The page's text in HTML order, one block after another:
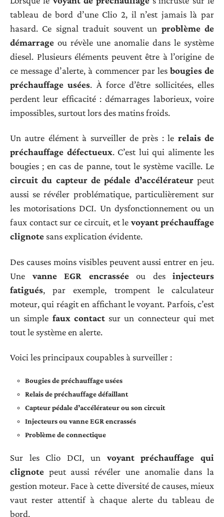
tableau de bord d’une Clio 2, il n’est jamais là par
hasard. Ce signal traduit souvent un problème de
démarrage ou révèle une anomalie dans le système
diesel. Plusieurs éléments peuvent être à l’origine de
ce message d’alerte, à commencer par les bougies de
préchauffage usées. À force d’être sollicitées, elles
perdent leur efficacité : démarrages laborieux, voire
impossibles, surtout lors des matins froids.
Un autre élément à surveiller de près : le relais de
préchauffage défectueux. C’est lui qui alimente les
bougies ; en cas de panne, tout le système vacille. Le
circuit du capteur de pédale d’accélérateurpeut
aussi se révéler problématique, particulièrement sur
les motorisations DCI. Un dysfonctionnement ou un
faux contact sur ce circuit, et le voyant préchauffage
clignote sans explication évidente.
Des causes moins visibles peuvent aussi entrer en jeu.
Une vanne EGR encrasséeou des injecteurs
fatigués, par exemple, trompent le calculateur
moteur, qui réagit en affichant le voyant. Parfois, c’est
un simple faux contactsur un connecteur qui met
tout le système en alerte.
Voici les principaux coupables à surveiller :
Bougies de préchauffage usées
Relais de préchauffage défaillant
Capteur pédale d’accélérateur ou son circuit
Injecteurs ou vanne EGR encrassés
Problème de connectique
Sur les Clio DCI, un voyant préchauffage qui
clignote peut aussi révéler une anomalie dans la
gestion moteur. Face à cette diversité de causes, mieux
vaut rester attentif à chaque alerte du tableau de
bord.